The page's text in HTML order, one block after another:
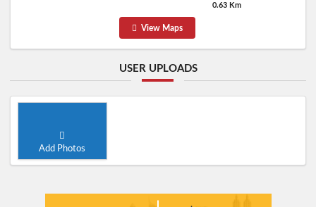
0.63 Km
View Maps
USER UPLOADS
Add Photos